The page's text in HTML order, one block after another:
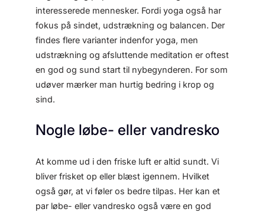
interesserede mennesker. Fordi yoga også har
fokus på sindet, udstrækning og balancen. Der
findes flere varianter indenfor yoga, men
udstrækning og afsluttende meditation er oftest
en god og sund start til nybegynderen. For som
udøver mærker man hurtig bedring i krop og
sind.
Nogle løbe- eller vandresko
At komme ud i den friske luft er altid sundt. Vi
bliver frisket op eller blæst igennem. Hvilket
også gør, at vi føler os bedre tilpas. Her kan et
par løbe- eller vandresko også være en god